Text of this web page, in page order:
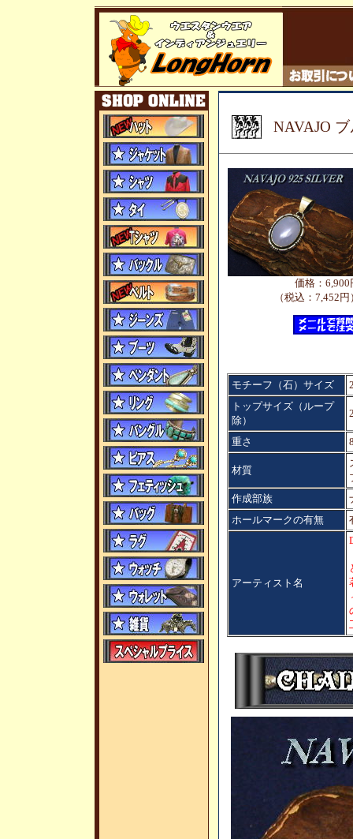
NAVAJO
価格：6,900
（税込：7,452円
モチーフ（石）サイズ
トップサイズ（ループ
除）
重さ
材質
作成部族
ホールマークの有無
アーティスト名